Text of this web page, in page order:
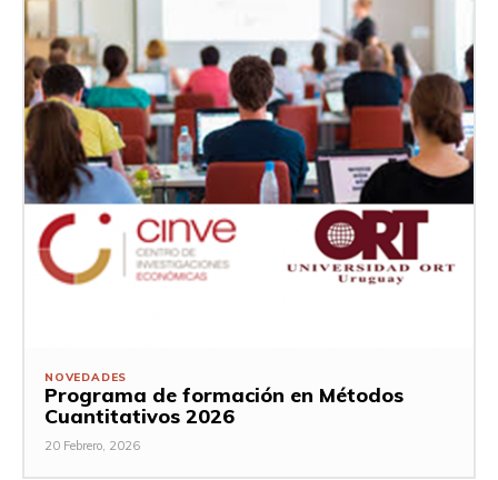
NOVEDADES
Programa de formación en Métodos
Cuantitativos 2026
20 Febrero, 2026